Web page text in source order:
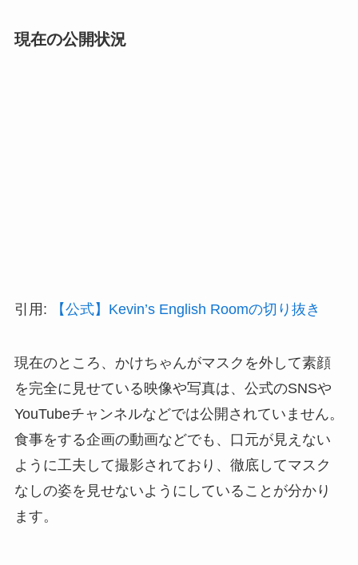
現在の公開状況
引用: 【公式】Kevin’s English Roomの切り抜き
現在のところ、かけちゃんがマスクを外して素顔
を完全に見せている映像や写真は、公式のSNSや
YouTubeチャンネルなどでは公開されていません。
食事をする企画の動画などでも、口元が見えない
ように工夫して撮影されており、徹底してマスク
なしの姿を見せないようにしていることが分かり
ます。